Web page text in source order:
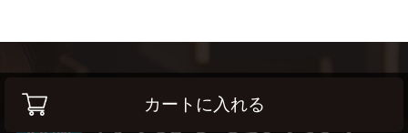
カートに入れる
高価
高く売って安く買う！